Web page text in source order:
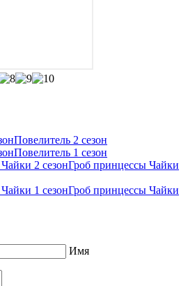
Повелитель 2 сезон
Повелитель 1 сезон
Гроб принцессы Чайки
Гроб принцессы Чайки
Имя